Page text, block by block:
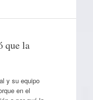
que la
y su equipo
en el